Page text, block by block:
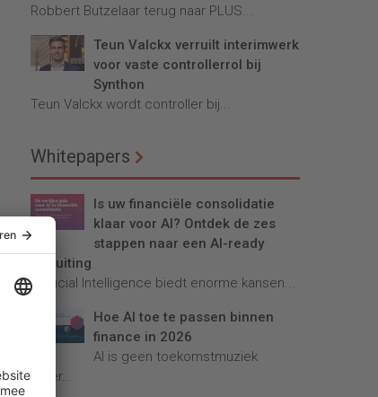
Robbert Butzelaar terug naar PLUS...
Teun Valckx verruilt interimwerk
voor vaste controllerrol bij
Synthon
Teun Valckx wordt controller bij...
Whitepapers
Is uw financiële consolidatie
klaar voor AI? Ontdek de zes
stappen naar een AI-ready
afsluiting
Artificial Intelligence biedt enorme kansen...
Hoe AI toe te passen binnen
finance in 2026
AI is geen toekomstmuziek
meer...